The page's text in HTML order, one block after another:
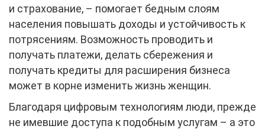
и страхование, – помогает бедным слоям
населения повышать доходы и устойчивость к
потрясениям. Возможность проводить и
получать платежи, делать сбережения и
получать кредиты для расширения бизнеса
может в корне изменить жизнь женщин.
Благодаря цифровым технологиям люди, прежде
не имевшие доступа к подобным услугам – а это